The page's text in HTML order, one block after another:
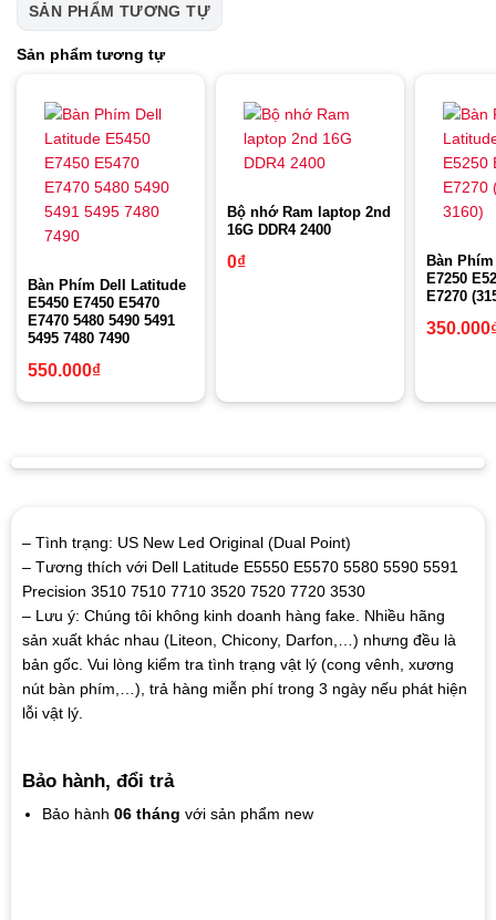
SẢN PHẨM TƯƠNG TỰ
Sản phẩm tương tự
Bàn Phím Dell Latitude
E5450 E7450 E5470
E7470 5480 5490 5491
5495 7480 7490
550.000₫
Bộ nhớ Ram laptop 2nd
16G DDR4 2400
0₫
Bàn
E7250
E7270
350.000
– Tình trạng: US New Led Original (Dual Point)
– Tương thích với Dell Latitude E5550 E5570 5580 5590 5591
Precision 3510 7510 7710 3520 7520 7720 3530
– Lưu ý: Chúng tôi không kinh doanh hàng fake. Nhiều hãng
sản xuất khác nhau (Liteon, Chicony, Darfon,…) nhưng đều là
bản gốc. Vui lòng kiểm tra tình trạng vật lý (cong vênh, xương
nút bàn phím,…), trả hàng miễn phí trong 3 ngày nếu phát hiện
lỗi vật lý.
Bảo hành, đổi trả
Bảo hành 06 tháng với sản phẩm new